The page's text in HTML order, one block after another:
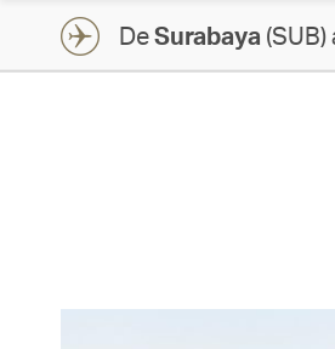
DeSurabaya (SUB)